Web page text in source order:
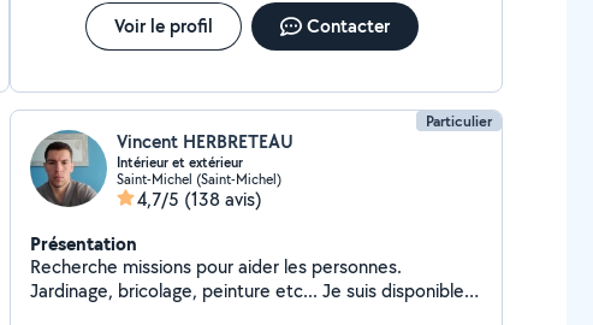
Voir le profil Contacter
Particulier
Vincent HERBRETEAU
Intérieur et extérieur
Saint-Michel (Saint-Michel)
4,7/5 (138 avis)
Présentation
Recherche missions pour aider les personnes.
Jardinage, bricolage, peinture etc... Je suis disponible